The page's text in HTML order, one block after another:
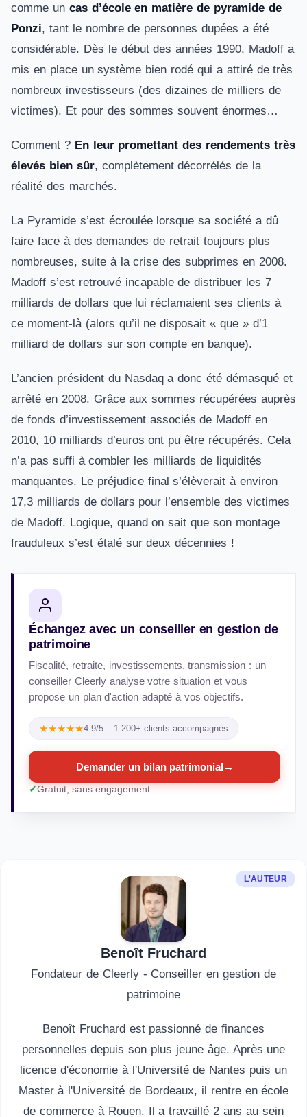
comme un cas d’école en matière de pyramide de
Ponzi, tant le nombre de personnes dupées a été
considérable. Dès le début des années 1990, Madoff a
mis en place un système bien rodé qui a attiré de très
nombreux investisseurs (des dizaines de milliers de
victimes). Et pour des sommes souvent énormes…
Comment ? En leur promettant des rendements très
élevés bien sûr, complètement décorrélés de la
réalité des marchés.
La Pyramide s’est écroulée lorsque sa société a dû
faire face à des demandes de retrait toujours plus
nombreuses, suite à la crise des subprimes en 2008.
Madoff s’est retrouvé incapable de distribuer les 7
milliards de dollars que lui réclamaient ses clients à
ce moment-là (alors qu’il ne disposait « que » d’1
milliard de dollars sur son compte en banque).
L’ancien président du Nasdaq a donc été démasqué et
arrêté en 2008. Grâce aux sommes récupérées auprès
de fonds d’investissement associés de Madoff en
2010, 10 milliards d’euros ont pu être récupérés. Cela
n’a pas suffi à combler les milliards de liquidités
manquantes. Le préjudice final s’élèverait à environ
17,3 milliards de dollars pour l’ensemble des victimes
de Madoff. Logique, quand on sait que son montage
frauduleux s’est étalé sur deux décennies !
Échangez avec un conseiller en gestion de
patrimoine
Fiscalité, retraite, investissements, transmission : un
conseiller Cleerly analyse votre situation et vous
propose un plan d'action adapté à vos objectifs.
★★★★★4.9/5 – 1 200+ clients accompagnés
Demander un bilan patrimonial →
Gratuit, sans engagement
L'AUTEUR
Benoît Fruchard
Fondateur de Cleerly - Conseiller en gestion de
patrimoine
Benoît Fruchard est passionné de finances
personnelles depuis son plus jeune âge. Après une
licence d'économie à l'Université de Nantes puis un
Master à l'Université de Bordeaux, il rentre en école
de commerce à Rouen. Il a travaillé 2 ans au sein